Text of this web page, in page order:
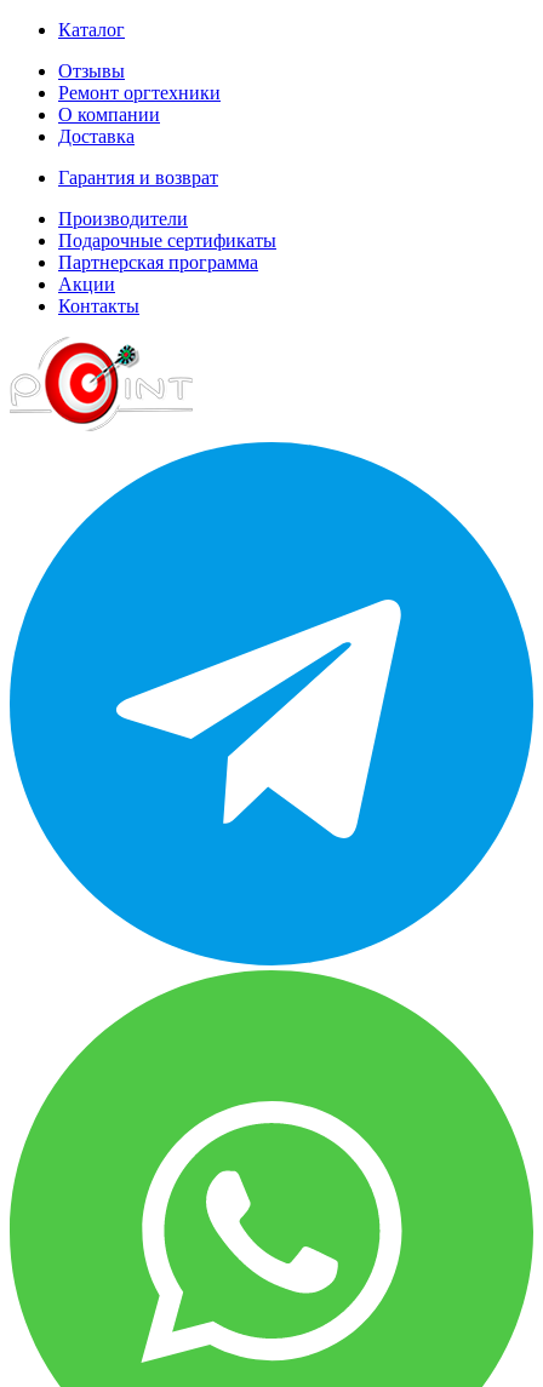
Каталог
Отзывы
Ремонт оргтехники
О компании
Доставка
Гарантия и возврат
Производители
Подарочные сертификаты
Партнерская программа
Акции
Контакты